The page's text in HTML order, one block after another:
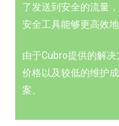
了发送到安全的流量
安全工具能够更高效
由于Cubro提供的解
价格以及较低的维护
案。